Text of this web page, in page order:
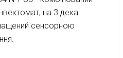
на 3 дека
сенсорною